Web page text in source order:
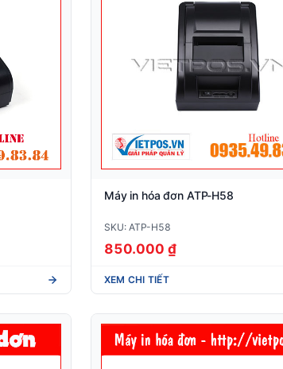
Máy in hóa đơn ATP-H58
SKU: ATP-H58
850.000 ₫
XEM CHI TIẾT